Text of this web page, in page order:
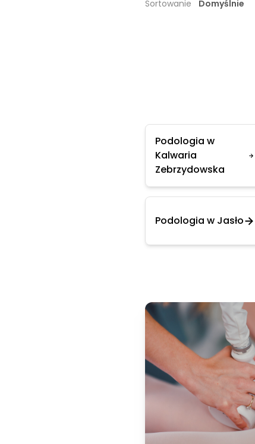
Sortowanie Domyślnie
Podologia w
Kalwaria
Zebrzydowska
Podologia w Jasło